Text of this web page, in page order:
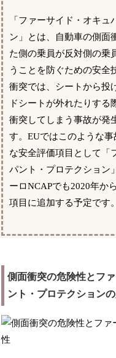
「ファーサイド・オキュ
ン」とは、自動車の側面
た側の乗員が反対側の乗
うことを防ぐための安全
衝突では、シートから投
ドシートが外れたりする
衝突してしまう事故が発
す。EUではこのような
な安全評価項目として「
パント・プロテクション
ーロNCAPでも2020年か
項目に追加する予定です。
側面衝突の危険性とフ
ント・プロテクション